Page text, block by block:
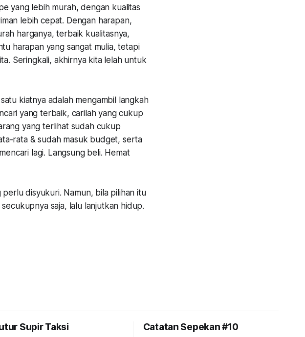
yang lebih murah, dengan kualitas
lebih cepat. Dengan harapan,
harganya, terbaik kualitasnya,
harapan yang sangat mulia, tetapi
Seringkali, akhirnya kita lelah untuk
kiatnya adalah mengambil langkah
yang terbaik, carilah yang cukup
yang terlihat sudah cukup
rata & sudah masuk budget, serta
lagi. Langsung beli. Hemat
perlu disyukuri. Namun, bila pilihan itu
saja, lalu lanjutkan hidup.
Supir Taksi Catatan Sepekan #10